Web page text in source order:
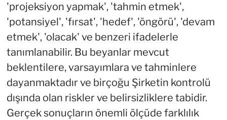
'projeksiyon yapmak', 'tahmin etmek',
'potansiyel', 'fırsat', 'hedef', 'öngörü', 'devam
etmek', 'olacak' ve benzeri ifadelerle
tanımlanabilir. Bu beyanlar mevcut
beklentilere, varsayımlara ve tahminlere
dayanmaktadır ve birçoğu Şirketin kontrolü
dışında olan riskler ve belirsizliklere tabidir.
Gerçek sonuçların önemli ölçüde farklılık